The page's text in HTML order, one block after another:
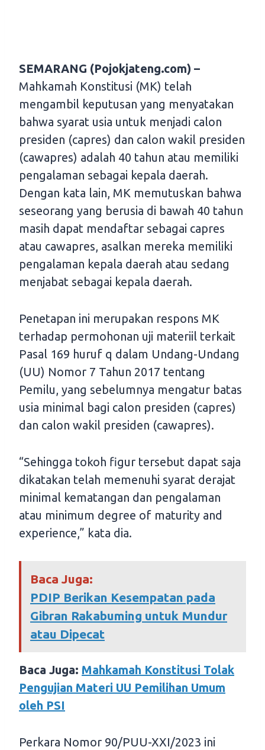
SEMARANG (Pojokjateng.com) –
Mahkamah Konstitusi (MK) telah
mengambil keputusan yang menyatakan
bahwa syarat usia untuk menjadi calon
presiden (capres) dan calon wakil presiden
(cawapres) adalah 40 tahun atau memiliki
pengalaman sebagai kepala daerah.
Dengan kata lain, MK memutuskan bahwa
seseorang yang berusia di bawah 40 tahun
masih dapat mendaftar sebagai capres
atau cawapres, asalkan mereka memiliki
pengalaman kepala daerah atau sedang
menjabat sebagai kepala daerah.
Penetapan ini merupakan respons MK
terhadap permohonan uji materiil terkait
Pasal 169 huruf q dalam Undang-Undang
(UU) Nomor 7 Tahun 2017 tentang
Pemilu, yang sebelumnya mengatur batas
usia minimal bagi calon presiden (capres)
dan calon wakil presiden (cawapres).
“Sehingga tokoh figur tersebut dapat saja
dikatakan telah memenuhi syarat derajat
minimal kematangan dan pengalaman
atau minimum degree of maturity and
experience,” kata dia.
Baca Juga:
PDIP Berikan Kesempatan pada
Gibran Rakabuming untuk Mundur
atau Dipecat
Baca Juga: Mahkamah Konstitusi Tolak
Pengujian Materi UU Pemilihan Umum
oleh PSI
Perkara Nomor 90/PUU-XXI/2023 ini